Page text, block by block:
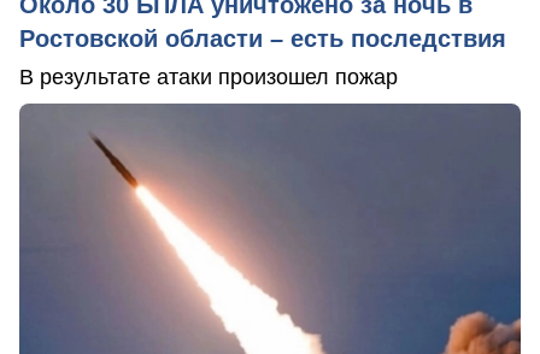
Ростовской области – есть последствия
В результате атаки произошел пожар